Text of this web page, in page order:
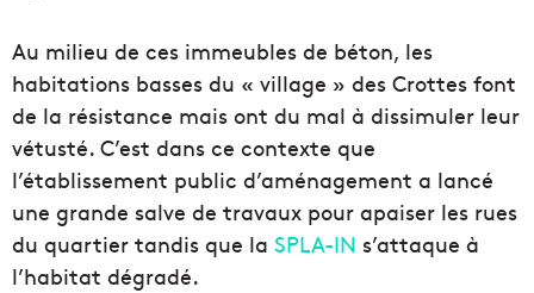
Au milieu de ces immeubles de béton, les
habitations basses du « village » des Crottes font
de la résistance mais ont du mal à dissimuler leur
vétusté. C’est dans ce contexte que
l’établissement public d’aménagement a lancé
une grande salve de travaux pour apaiser les rues
du quartier tandis que la SPLA-IN s’attaque à
l’habitat dégradé.